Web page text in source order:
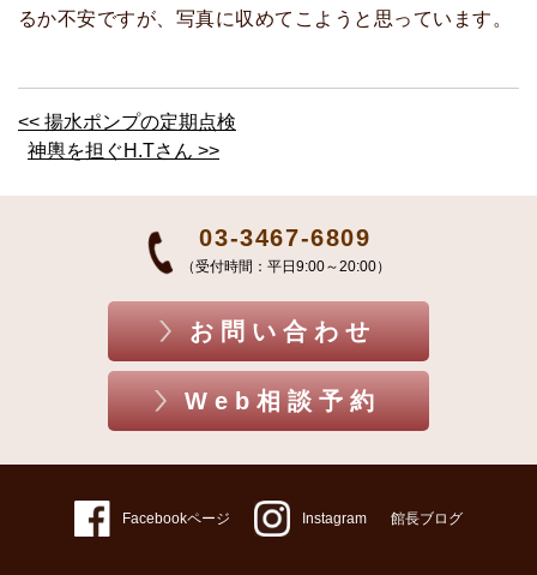
るか不安ですが、写真に収めてこようと思っています。
<< 揚水ポンプの定期点検
神輿を担ぐH.Tさん >>
03-3467-6809
（受付時間：平日9:00～20:00）
お問い合わせ
Web相談予約
Facebookページ Instagram 館長ブログ